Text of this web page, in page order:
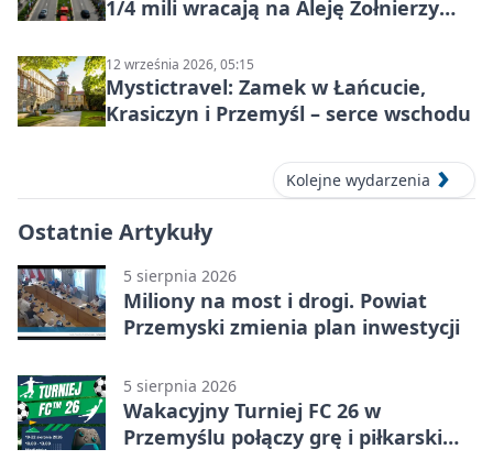
1/4 mili wracają na Aleję Żołnierzy
12 września 2026, 05:15
Mystictravel: Zamek w Łańcucie,
Krasiczyn i Przemyśl – serce wschodu
Kolejne wydarzenia
Ostatnie Artykuły
5 sierpnia 2026
Miliony na most i drogi. Powiat
Przemyski zmienia plan inwestycji
5 sierpnia 2026
Wakacyjny Turniej FC 26 w
Przemyślu połączy grę i piłkarski